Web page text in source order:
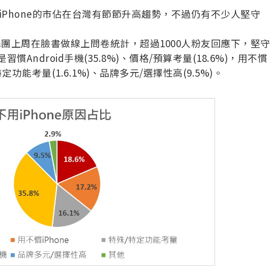
的市佔在台灣有節節升高趨勢，不過仍有不少人堅守
上周在臉書做線上問卷統計，超過1000人粉友回應下，堅守
習慣Android手機(35.8%)、價格/預算考量(18.6%)，用不慣
功能考量(1.6.1%)、品牌多元/選擇性高(9.5%)。